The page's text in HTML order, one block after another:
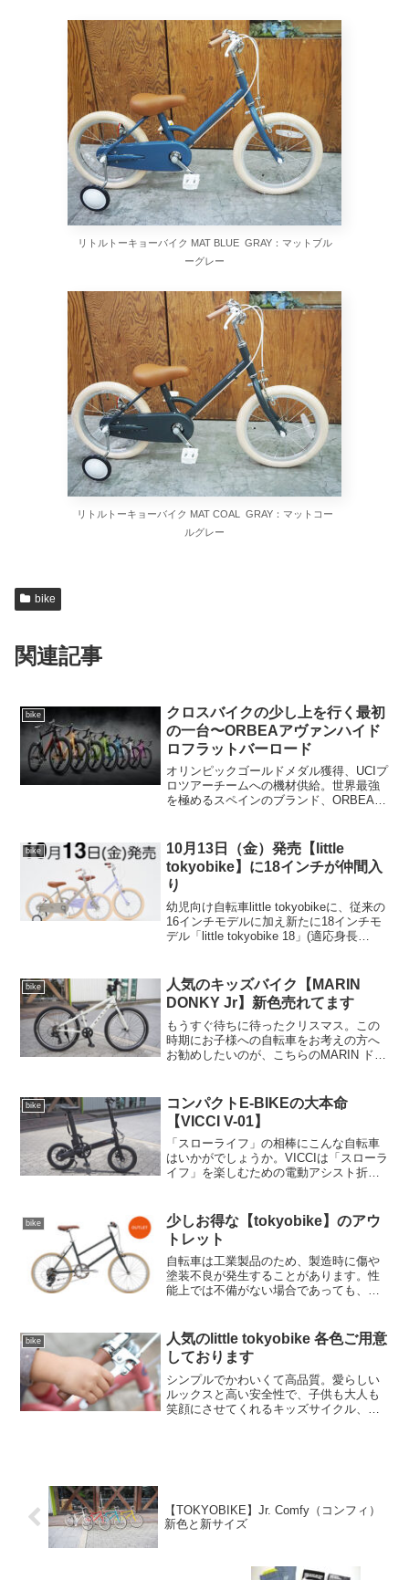
リトルトーキョーバイク MAT BLUE GRAY：マットブル
ーグレー
リトルトーキョーバイク MAT COAL GRAY：マットコー
ルグレー
bike
関連記事
bike
クロスバイクの少し上を行く最初
の一台〜ORBEAアヴァンハイド
ロフラットバーロード
オリンピックゴールドメダル獲得、UCIプ
ロツアーチームへの機材供給。世界最強
を極めるスペインのブランド、ORBEAの
しがラクなフラットバーは魅力ですね。
フレームの造形の...
bike
10月13日（金）発売【little
tokyobike】に18インチが仲間入
り
幼児向け自転車little tokyobikeに、従来の
16インチモデルに加え新たに18インチモ
デル「little tokyobike 18」(適応身長
bike
人気のキッズバイク【MARIN
DONKY Jr】新色売れてます
もうすぐ待ちに待ったクリスマス。この
時期にお子様への自転車をお考えの方へ
お勧めしたいのが、こちらのMARIN ドン
GLOSS SPA...
bike
コンパクトE-BIKEの大本命
【VICCI V-01】
「スローライフ」の相棒にこんな自転車
はいかがでしょうか。VICCIは「スローラ
イフ」を楽しむための電動アシスト折り
輸入元メーカー「アキボウ」が新たに手
掛けるブ...
bike
少しお得な【tokyobike】のアウ
トレット
自転車は工業製品のため、製造時に傷や
塗装不良が発生することがあります。性
能上では不備がない場合であっても、製
レット製品は、その中でも傷が比較的目
立たないもの、もしくはタ...
bike
人気のlittle tokyobike 各色ご用意
しております
シンプルでかわいくて高品質。愛らしい
ルックスと高い安全性で、子供も大人も
笑顔にさせてくれるキッズサイクル、
【TOKYOBIKE】Jr. Comfy（コンフィ）
新色と新サイズ